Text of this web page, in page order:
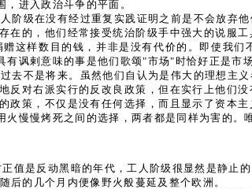
进入政治斗争的平面。
级在没有经过重复实践证明之前是不会放弃
的，他们经常接受统治阶级手中强大的说服
这样数目的钱，并非是没有代价的。即使我
讽剌意味的事是他们歌颂"市场"时恰好正是市
不是将来。虽然他们自认为是伟大的理想主
对右派实行的反改良政策，但在实行上他们
策，不仅是没有任何选择，而且显示了资本
慢慢烤死之间的选择，两者都是同样为害的。
值是反动黑暗的年代，工人阶级很显然是静止
的几个月内便像野火般蔓延及整个欧洲。